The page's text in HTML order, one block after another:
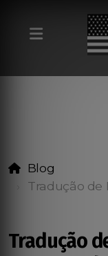
Blog
Tradução de
Tradução